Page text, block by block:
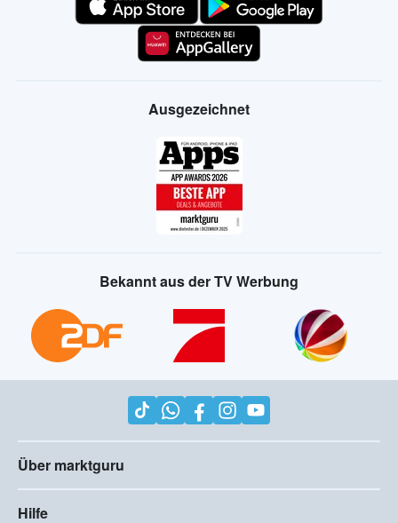
Ausgezeichnet
Bekannt aus der TV Werbung
Über marktguru
Hilfe